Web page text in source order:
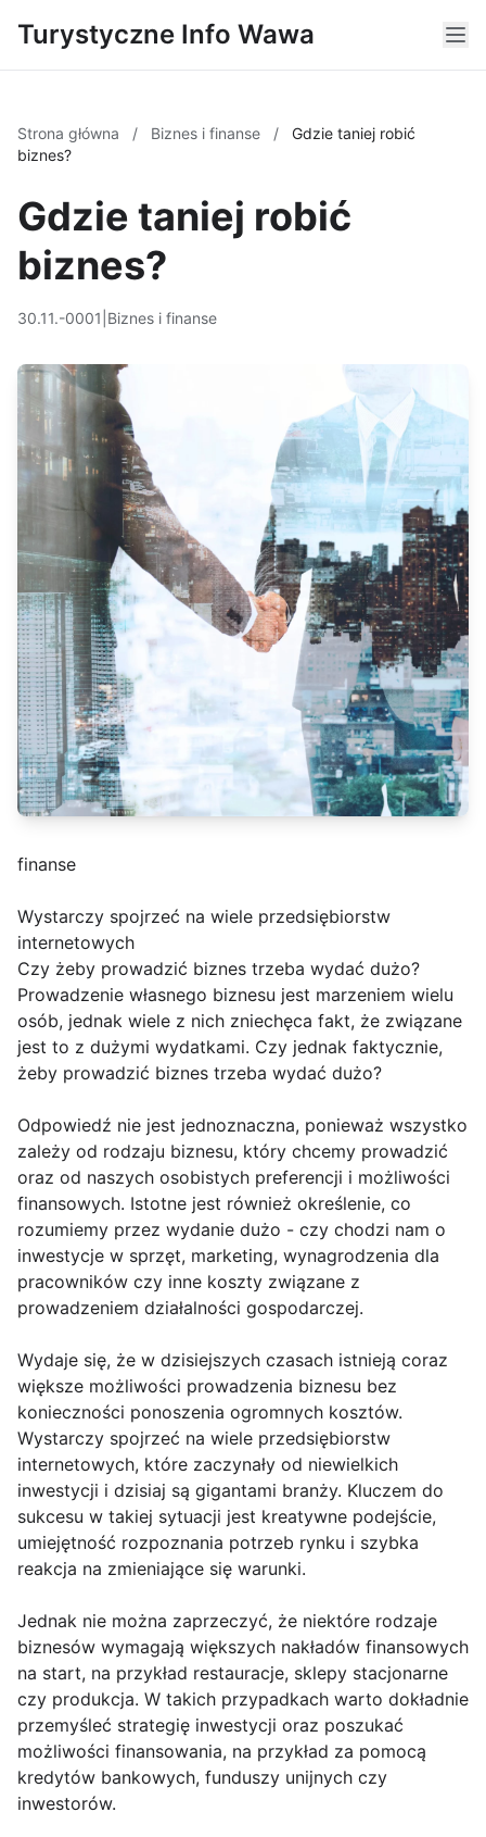
Turystyczne Info Wawa
Strona główna / Biznes i finanse /
Gdzie taniej robić
biznes?
Gdzie taniej robić
biznes?
30.11.-0001 Biznes i finanse
finanse
Wystarczy spojrzeć na wiele przedsiębiorstw
internetowych
Czy żeby prowadzić biznes trzeba wydać dużo?
Prowadzenie własnego biznesu jest marzeniem wielu
osób, jednak wiele z nich zniechęca fakt, że związane
jest to z dużymi wydatkami. Czy jednak faktycznie,
żeby prowadzić biznes trzeba wydać dużo?
Odpowiedź nie jest jednoznaczna, ponieważ wszystko
zależy od rodzaju biznesu, który chcemy prowadzić
oraz od naszych osobistych preferencji i możliwości
finansowych. Istotne jest również określenie, co
rozumiemy przez wydanie dużo - czy chodzi nam o
inwestycje w sprzęt, marketing, wynagrodzenia dla
pracowników czy inne koszty związane z
prowadzeniem działalności gospodarczej.
Wydaje się, że w dzisiejszych czasach istnieją coraz
większe możliwości prowadzenia biznesu bez
konieczności ponoszenia ogromnych kosztów.
Wystarczy spojrzeć na wiele przedsiębiorstw
internetowych, które zaczynały od niewielkich
inwestycji i dzisiaj są gigantami branży. Kluczem do
sukcesu w takiej sytuacji jest kreatywne podejście,
umiejętność rozpoznania potrzeb rynku i szybka
reakcja na zmieniające się warunki.
Jednak nie można zaprzeczyć, że niektóre rodzaje
biznesów wymagają większych nakładów finansowych
na start, na przykład restauracje, sklepy stacjonarne
czy produkcja. W takich przypadkach warto dokładnie
przemyśleć strategię inwestycji oraz poszukać
możliwości finansowania, na przykład za pomocą
kredytów bankowych, funduszy unijnych czy
inwestorów.